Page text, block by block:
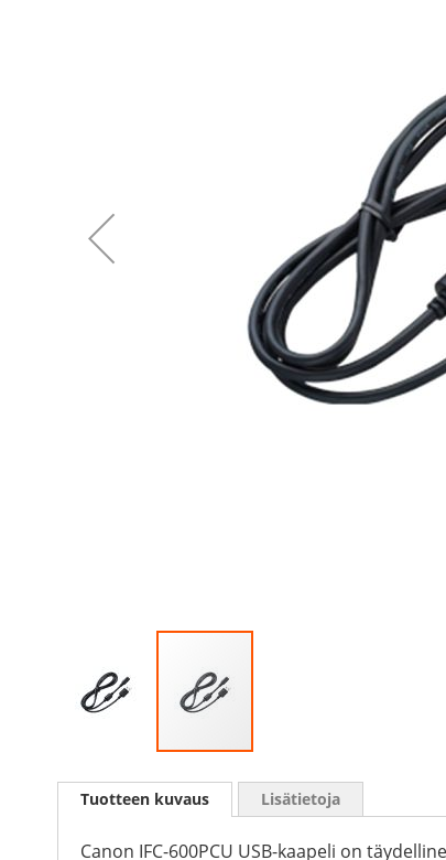
to
Tuotteen kuvaus
Canon IFC-600PCU USB-kaapeli on
Lisätietoja